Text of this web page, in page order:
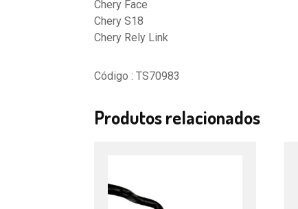
Chery Face
Chery S18
Chery Rely Link
Código : TS70983
Produtos relacionados